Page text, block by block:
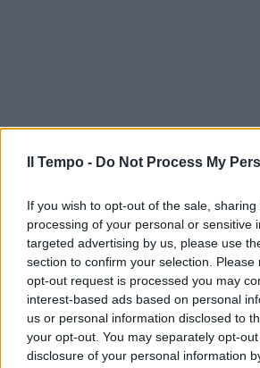
Il Tempo - Do Not Process My
If you wish to opt-out of the sale,
processing of your personal or sensitive
targeted advertising by us, please use
section to confirm your selection.
opt-out request is processed you may
interest-based ads based on personal
us or personal information disclosed to
your opt-out. You may separately opt-
disclosure of your personal information